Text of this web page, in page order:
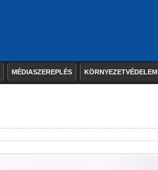
MÉDIASZEREPLÉS KÖRNYEZETVÉDELEM